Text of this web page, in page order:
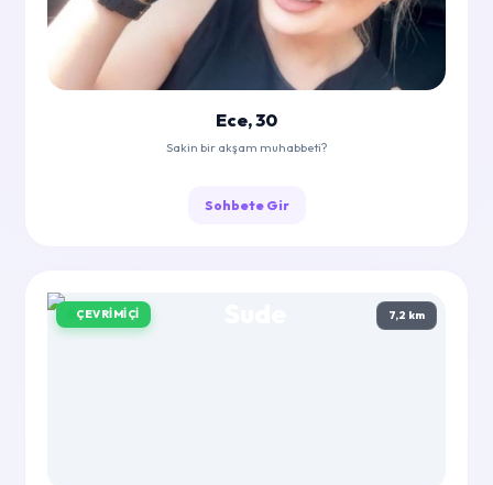
Ece, 30
Sakin bir akşam muhabbeti?
Sohbete Gir
ÇEVRIMIÇI 7,2 km